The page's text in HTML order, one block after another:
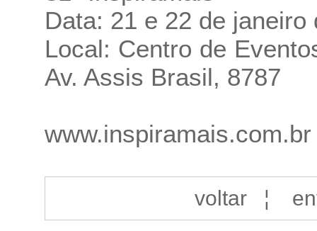
Data: 21 e 22 de janeiro
Local: Centro de
Av. Assis Brasil, 8787
www.inspiramais.com.br
voltar¦